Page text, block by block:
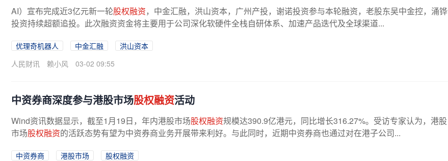
AI）宣布完成近3亿元新一轮股权融资，中金汇融，洪山资本，广州产投，谢诺投资参与本轮融资，老股东吴中金控，涌铧
投资持续超额追投。此次融资资金将主要用于公司深化软硬件全栈自研体系、加速产品迭代及全球渠道...
优理奇机器人 中金汇融
洪山资本
人民财讯
赖小风 03-02 09:55
中资券商深度参与港股市场股权融资活动
Wind资讯数据显示，截至1月19日，年内港股市场股权融资规模达390.9亿港元，同比增长316.27%。受访专家认为，港股
市场股权融资的活跃态势有望为中资券商业务开展带来利好。与此同时，近期中资券商也通过对在港子公司...
中资券商 港股市场
股权融资